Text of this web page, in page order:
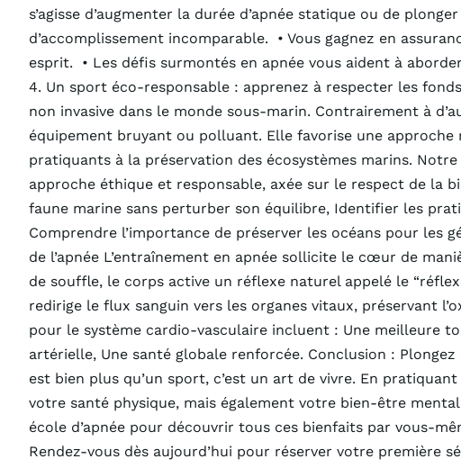
s’agisse d’augmenter la durée d’apnée statique ou de
d’accomplissement incomparable. • Vous gagnez en
esprit. • Les défis surmontés en apnée vous aident à
4. Un sport éco-responsable : apprenez à respecter les
non invasive dans le monde sous-marin. Contrairement à
équipement bruyant ou polluant. Elle favorise une approche
pratiquants à la préservation des écosystèmes marins.
approche éthique et responsable, axée sur le respect de la
faune marine sans perturber son équilibre, Identifier les
Comprendre l’importance de préserver les océans pour les
de l’apnée L’entraînement en apnée sollicite le cœur de
de souffle, le corps active un réflexe naturel appelé le
redirige le flux sanguin vers les organes vitaux, préservant
pour le système cardio-vasculaire incluent : Une meilleure
artérielle, Une santé globale renforcée. Conclusion :
est bien plus qu’un sport, c’est un art de vivre. En
votre santé physique, mais également votre bien-être
école d’apnée pour découvrir tous ces bienfaits par vous-
Rendez-vous dès aujourd’hui pour réserver votre première